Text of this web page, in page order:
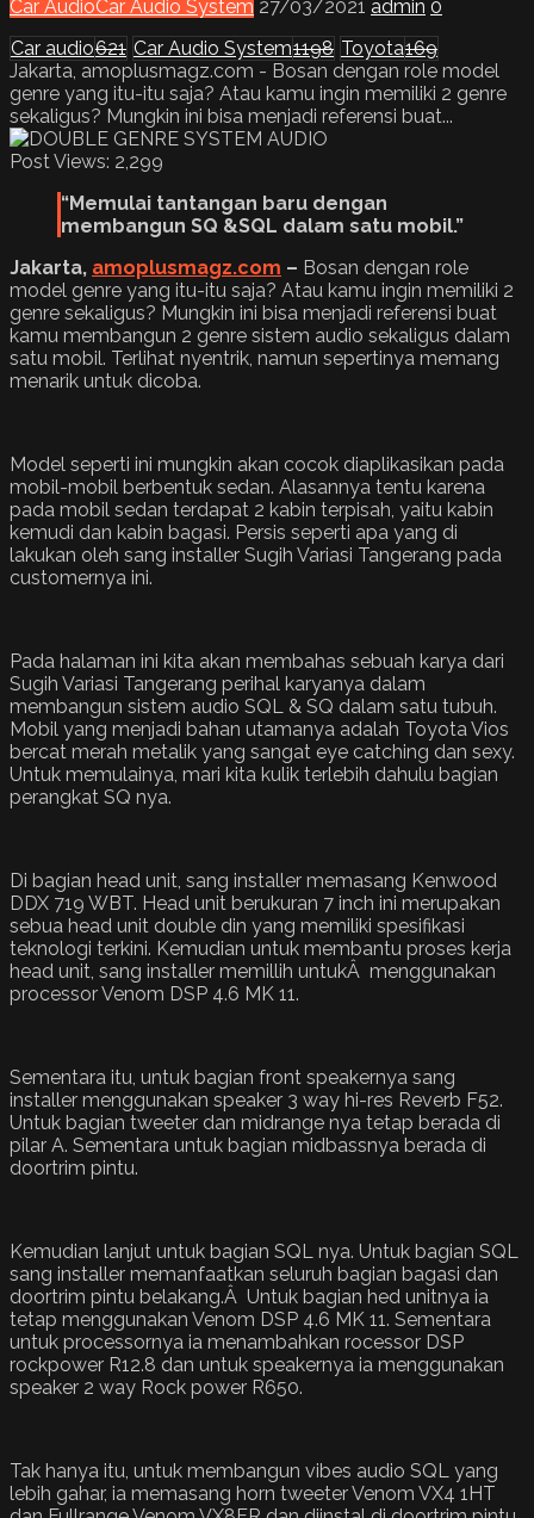
Car AudioCar Audio System 27/03/2021 admin 0
Car audio621 Car Audio System1198 Toyota169
Jakarta, amoplusmagz.com - Bosan dengan role model
genre yang itu-itu saja? Atau kamu ingin memiliki 2 genre
sekaligus? Mungkin ini bisa menjadi referensi buat...
Post Views: 2,299
“Memulai tantangan baru dengan
membangun SQ &SQL dalam satu mobil.”
Jakarta, amoplusmagz.com – Bosan dengan role
model genre yang itu-itu saja? Atau kamu ingin memiliki 2
genre sekaligus? Mungkin ini bisa menjadi referensi buat
kamu membangun 2 genre sistem audio sekaligus dalam
satu mobil. Terlihat nyentrik, namun sepertinya memang
menarik untuk dicoba.
Model seperti ini mungkin akan cocok diaplikasikan pada
mobil-mobil berbentuk sedan. Alasannya tentu karena
pada mobil sedan terdapat 2 kabin terpisah, yaitu kabin
kemudi dan kabin bagasi. Persis seperti apa yang di
lakukan oleh sang installer Sugih Variasi Tangerang pada
customernya ini.
Pada halaman ini kita akan membahas sebuah karya dari
Sugih Variasi Tangerang perihal karyanya dalam
membangun sistem audio SQL & SQ dalam satu tubuh.
Mobil yang menjadi bahan utamanya adalah Toyota Vios
bercat merah metalik yang sangat eye catching dan sexy.
Untuk memulainya, mari kita kulik terlebih dahulu bagian
perangkat SQ nya.
Di bagian head unit, sang installer memasang Kenwood
DDX 719 WBT. Head unit berukuran 7 inch ini merupakan
sebua head unit double din yang memiliki spesifikasi
teknologi terkini. Kemudian untuk membantu proses kerja
head unit, sang installer memillih untukÂ menggunakan
processor Venom DSP 4.6 MK 11.
Sementara itu, untuk bagian front speakernya sang
installer menggunakan speaker 3 way hi-res Reverb F52.
Untuk bagian tweeter dan midrange nya tetap berada di
pilar A. Sementara untuk bagian midbassnya berada di
doortrim pintu.
Kemudian lanjut untuk bagian SQL nya. Untuk bagian SQL
sang installer memanfaatkan seluruh bagian bagasi dan
doortrim pintu belakang.Â Untuk bagian hed unitnya ia
tetap menggunakan Venom DSP 4.6 MK 11. Sementara
untuk processornya ia menambahkan rocessor DSP
rockpower R12.8 dan untuk speakernya ia menggunakan
speaker 2 way Rock power R650.
Tak hanya itu, untuk membangun vibes audio SQL yang
lebih gahar, ia memasang horn tweeter Venom VX4 1HT